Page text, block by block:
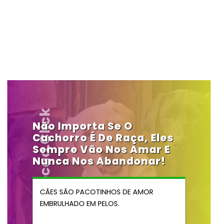
Vendocao.click
Não Importa Se O
Cachorro É De Raça, Eles
Sempre Vão Nos Amar E
Nunca Nos Abandonar!
CÃES SÃO PACOTINHOS DE AMOR
EMBRULHADO EM PELOS.